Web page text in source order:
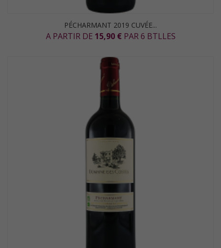
PÉCHARMANT 2019 CUVÉE...
A PARTIR DE 15,90 € PAR 6 BTLLES